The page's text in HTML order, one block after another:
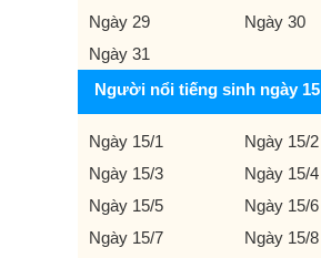
Ngày 29
Ngày 30
Ngày 31
Người nổi tiếng sinh ngày 15
Ngày 15/1
Ngày 15/2
Ngày 15/3
Ngày 15/4
Ngày 15/5
Ngày 15/6
Ngày 15/7
Ngày 15/8